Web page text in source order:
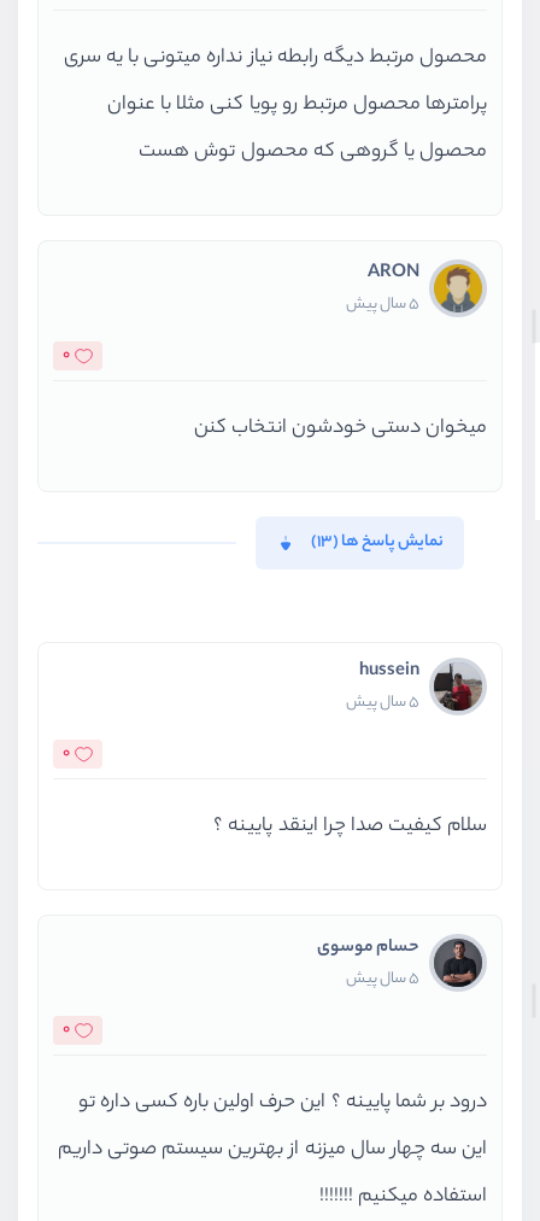
محصول مرتبط دیگه رابطه نیاز نداره میتونی با یه سری
پرامترها محصول مرتبط رو پویا کنی مثلا با عنوان
محصول یا گروهی که محصول توش هست
ARON
5 سال پیش
0
میخوان دستی خودشون انتخاب کنن
نمایش پاسخ ها (13)
hussein
5 سال پیش
0
سلام کیفیت صدا چرا اینقد پایینه ؟
حسام موسوی
5 سال پیش
0
درود بر شما پایینه ؟ این حرف اولین باره کسی داره تو
این سه چهار سال میزنه از بهترین سیستم صوتی داریم
استفاده میکنیم !!!!!!!